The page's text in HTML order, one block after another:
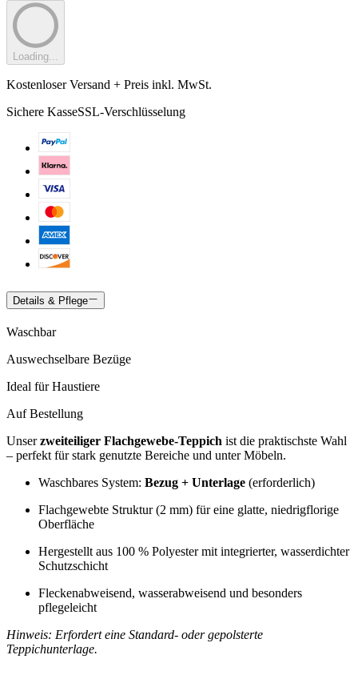
Loading...
Kostenloser Versand + Preis inkl. MwSt.
Sichere KasseSSL-Verschlüsselung
Details & Pflege
Waschbar
Auswechselbare Bezüge
Ideal für Haustiere
Auf Bestellung
Unserzweiteiliger Flachgewebe-Teppich ist die praktischste Wahl
– perfekt für stark genutzte Bereiche und unter Möbeln.
Waschbares System: Bezug + Unterlage (erforderlich)
Flachgewebte Struktur (2 mm) für eine glatte, niedrigflorige
Oberfläche
Hergestellt aus 100 % Polyester mit integrierter, wasserdichter
Schutzschicht
Fleckenabweisend, wasserabweisend und besonders
pflegeleicht
Hinweis: Erfordert eine Standard- oder gepolsterte
Teppichunterlage.